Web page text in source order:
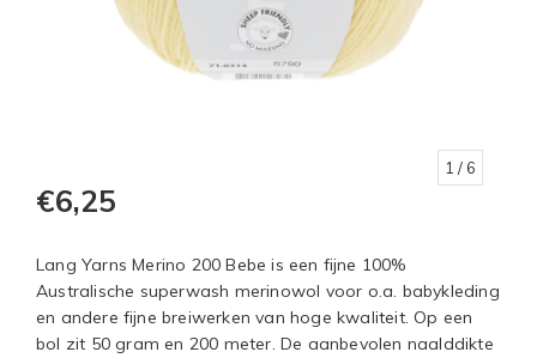
1 / 6
€6,25
Lang Yarns Merino 200 Bebe is een fijne 100%
Australische superwash merinowol voor o.a. babykleding
en andere fijne breiwerken van hoge kwaliteit. Op een
bol zit 50 gram en 200 meter. De aanbevolen naalddikte